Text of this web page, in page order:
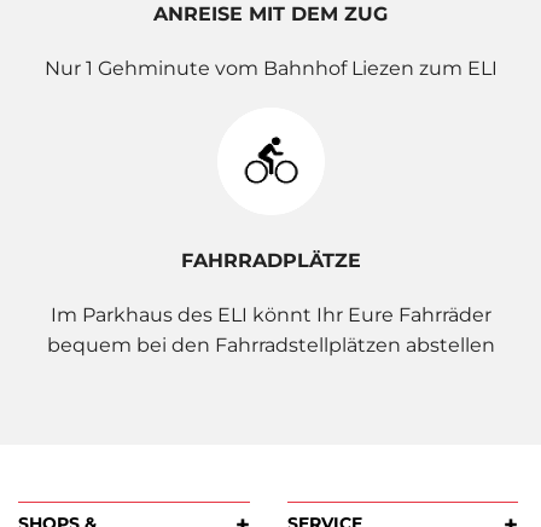
ANREISE MIT DEM ZUG
Nur 1 Gehminute vom Bahnhof Liezen zum ELI
FAHRRADPLÄTZE
Im Parkhaus des ELI könnt Ihr Eure Fahrräder
bequem bei den Fahrradstellplätzen abstellen